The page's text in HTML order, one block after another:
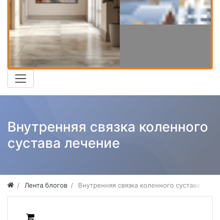
Внутренняя связка коленного
сустава лечение
Лента блогов Внутренняя связка коленного сустава